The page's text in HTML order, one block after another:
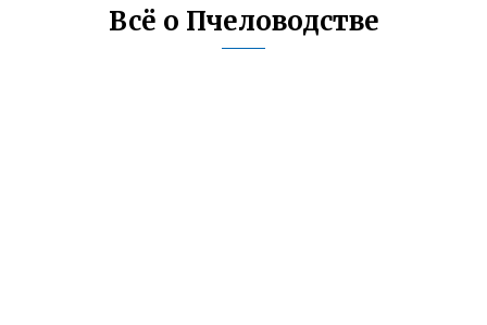
Всё о Пчеловодстве